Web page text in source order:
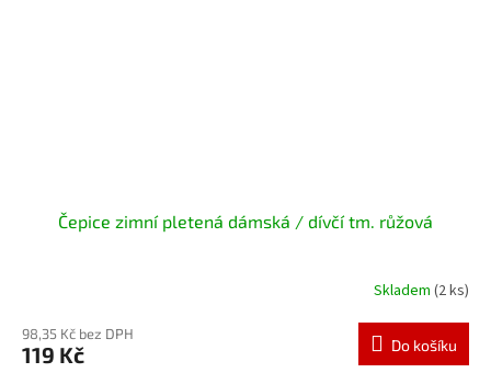
Čepice zimní pletená dámská / dívčí tm. růžová
Skladem (2 ks)
98,35 Kč bez DPH
119 Kč Do košíku